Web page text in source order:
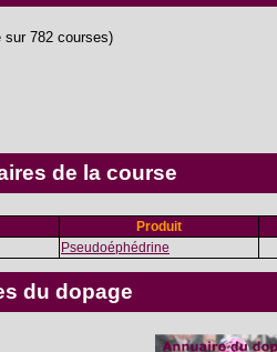
sur 782 courses)
de la course
Produit
Pseudoéphédrine
du dopage